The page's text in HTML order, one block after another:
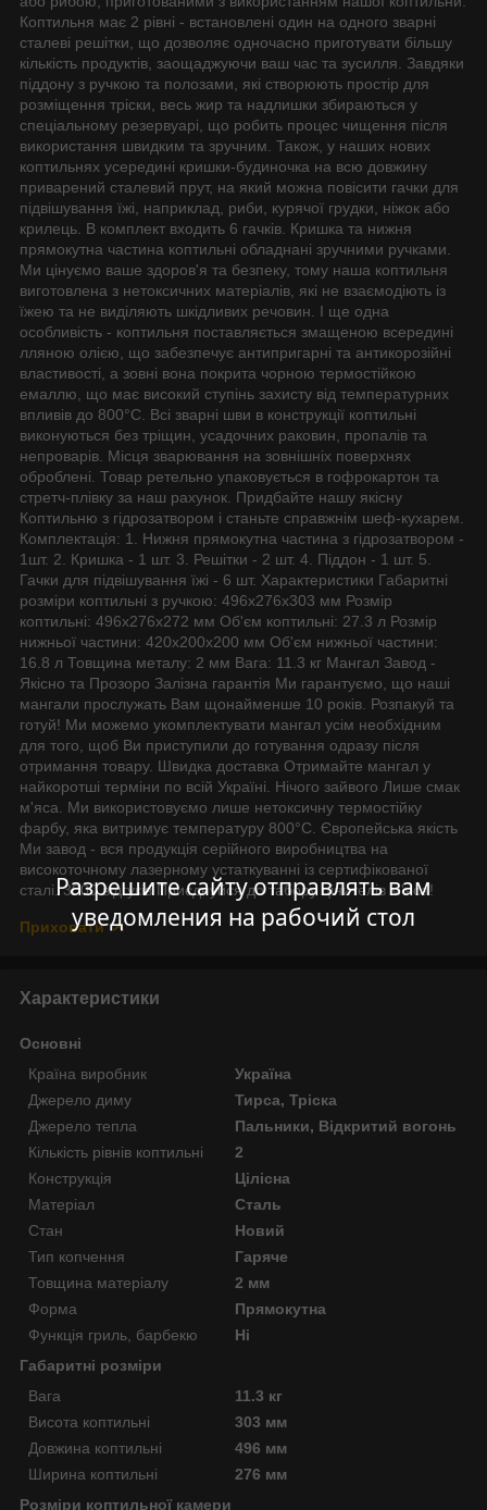
Разрешите сайту отправлять вам
уведомления на рабочий стол
Коптильня має 2 рівні - встановлені один на одного зварні
сталеві решітки, що дозволяє одночасно приготувати більшу
кількість продуктів, заощаджуючи ваш час та зусилля. Завдяки
піддону з ручкою та полозами, які створюють простір для
розміщення тріски, весь жир та надлишки збираються у
спеціальному резервуарі, що робить процес чищення після
використання швидким та зручним. Також, у наших нових
коптильнях усередині кришки-будиночка на всю довжину
приварений сталевий прут, на який можна повісити гачки для
підвішування їжі, наприклад, риби, курячої грудки, ніжок або
крилець. В комплект входить 6 гачків. Кришка та нижня
прямокутна частина коптильні обладнані зручними ручками.
Ми цінуємо ваше здоров'я та безпеку, тому наша коптильня
виготовлена з нетоксичних матеріалів, які не взаємодіють із
їжею та не виділяють шкідливих речовин. І ще одна
особливість - коптильня поставляється змащеною всередині
лляною олією, що забезпечує антипригарні та антикорозійні
властивості, а зовні вона покрита чорною термостійкою
емаллю, що має високий ступінь захисту від температурних
впливів до 800°C. Всі зварні шви в конструкції коптильні
виконуються без тріщин, усадочних раковин, пропалів та
непроварів. Місця зварювання на зовнішніх поверхнях
оброблені. Товар ретельно упаковується в гофрокартон та
стретч-плівку за наш рахунок. Придбайте нашу якісну
Коптильню з гідрозатвором і станьте справжнім шеф-кухарем.
Комплектація: 1. Нижня прямокутна частина з гідрозатвором -
1шт. 2. Кришка - 1 шт. 3. Решітки - 2 шт. 4. Піддон - 1 шт. 5.
Гачки для підвішування їжі - 6 шт. Характеристики Габаритні
розміри коптильні з ручкою: 496х276х303 мм Розмір
коптильні: 496х276х272 мм Об'єм коптильні: 27.3 л Розмір
нижньої частини: 420х200х200 мм Об'єм нижньої частини:
16.8 л Товщина металу: 2 мм Вага: 11.3 кг Мангал Завод -
Якісно та Прозоро Залізна гарантія Ми гарантуємо, що наші
мангали прослужать Вам щонайменше 10 років. Розпакуй та
готуй! Ми можемо укомплектувати мангал усім необхідним
для того, щоб Ви приступили до готування одразу після
отримання товару. Швидка доставка Отримайте мангал у
найкоротші терміни по всій Україні. Нічого зайвого Лише смак
м'яса. Ми використовуємо лише нетоксичну термостійку
фарбу, яка витримує температуру 800°С. Європейська якість
Ми завод - вся продукція серійного виробництва на
високоточному лазерному устаткуванні із сертифікованої
сталі. 3000 відгуків Приєднуйся до табору цінителів м'яса!
Приховати
Характеристики
Основні
Країна виробник
Україна
Джерело диму
Тирса, Тріска
Джерело тепла
Пальники, Відкритий вогонь
Кількість рівнів коптильні
2
Конструкція
Цілісна
Матеріал
Сталь
Стан
Новий
Тип копчення
Гаряче
Товщина матеріалу
2 мм
Форма
Прямокутна
Функція гриль, барбекю
Ні
Габаритні розміри
Вага
11.3 кг
Висота коптильні
303 мм
Довжина коптильні
496 мм
Ширина коптильні
276 мм
Розміри коптильної камери